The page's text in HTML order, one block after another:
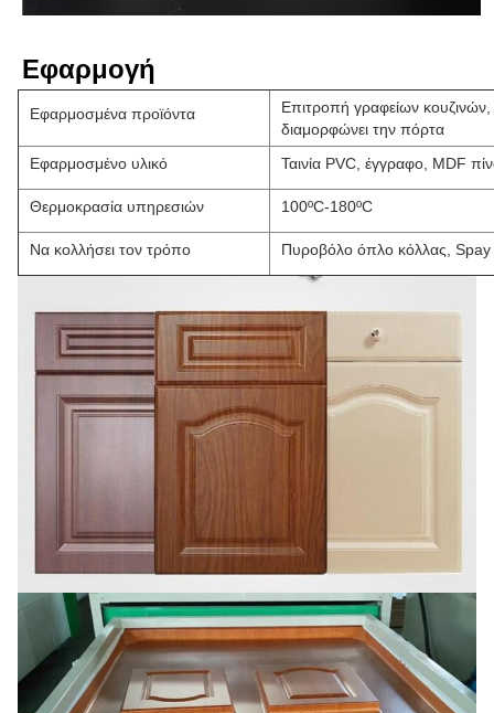
Εφαρμογή
Εφαρμοσμένα προϊόντα
Επιτροπή γραφείων
διαμορφώνει την πόρτα
Εφαρμοσμένο υλικό
Ταινία PVC, έγγραφο, MDF
Θερμοκρασία υπηρεσιών 100ºC-180ºC
Να κολλήσει τον τρόπο Πυροβόλο όπλο κόλλας, Spay